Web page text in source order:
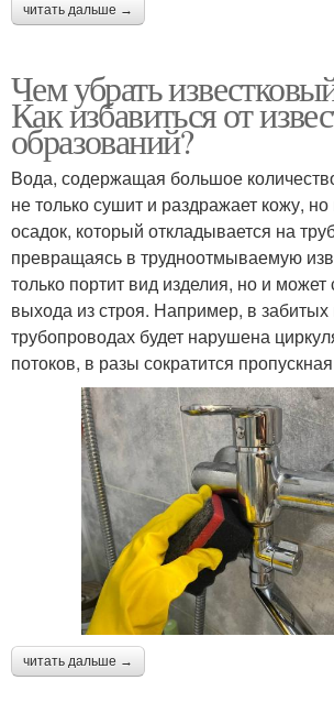
читать дальше →
Чем убрать
Как избавиться от
образований?
Вода, содержащая большое
не только сушит и раздражает кожу, но
осадок, который откладывается на
превращаясь в трудноотмываемую
только портит вид изделия, но и может
выхода из строя. Например, в забитых
трубопроводах будет нарушена
потоков, в разы сократится
читать дальше →